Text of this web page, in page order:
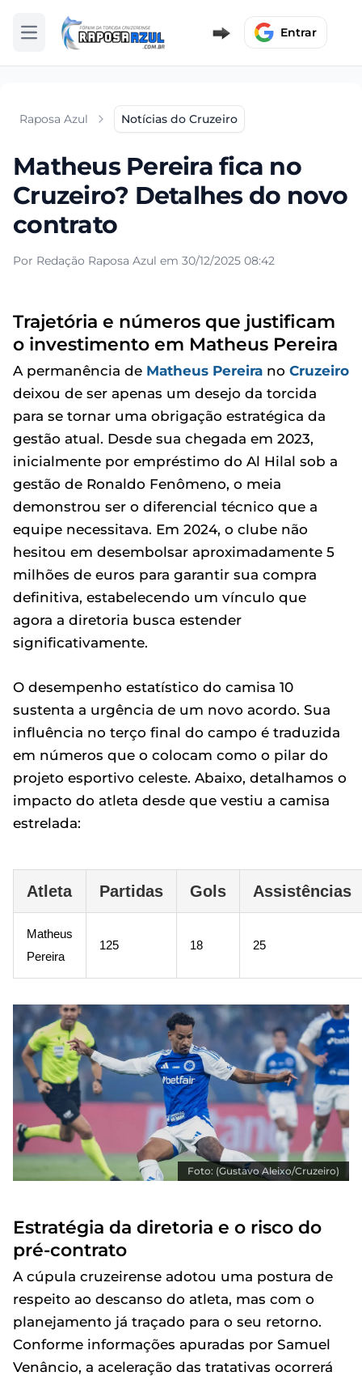
Abrir menu Entrar
Raposa Azul Notícias do Cruzeiro
Matheus Pereira fica no
Cruzeiro? Detalhes do novo
contrato
Por Redação Raposa Azul em 30/12/2025 08:42
Trajetória e números que justificam
o investimento em Matheus Pereira
A permanência de Matheus Pereira no Cruzeiro
deixou de ser apenas um desejo da torcida
para se tornar uma obrigação estratégica da
gestão atual. Desde sua chegada em 2023,
inicialmente por empréstimo do Al Hilal sob a
gestão de Ronaldo Fenômeno, o meia
demonstrou ser o diferencial técnico que a
equipe necessitava. Em 2024, o clube não
hesitou em desembolsar aproximadamente 5
milhões de euros para garantir sua compra
definitiva, estabelecendo um vínculo que
agora a diretoria busca estender
significativamente.
O desempenho estatístico do camisa 10
sustenta a urgência de um novo acordo. Sua
influência no terço final do campo é traduzida
em números que o colocam como o pilar do
projeto esportivo celeste. Abaixo, detalhamos o
impacto do atleta desde que vestiu a camisa
estrelada:
Atleta Partidas Gols Assistências
Matheus
Pereira
125 18 25
Foto: (Gustavo Aleixo/Cruzeiro)
Estratégia da diretoria e o risco do
pré-contrato
A cúpula cruzeirense adotou uma postura de
respeito ao descanso do atleta, mas com o
planejamento já traçado para o seu retorno.
Conforme informações apuradas por Samuel
Venâncio, a aceleração das tratativas ocorrerá